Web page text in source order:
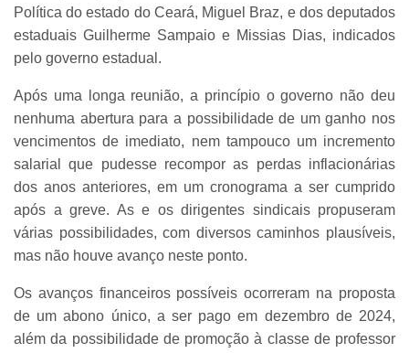
Política do estado do Ceará, Miguel Braz, e dos deputados
estaduais Guilherme Sampaio e Missias Dias, indicados
pelo governo estadual.
Após uma longa reunião, a princípio o governo não deu
nenhuma abertura para a possibilidade de um ganho nos
vencimentos de imediato, nem tampouco um incremento
salarial que pudesse recompor as perdas inflacionárias
dos anos anteriores, em um cronograma a ser cumprido
após a greve. As e os dirigentes sindicais propuseram
várias possibilidades, com diversos caminhos plausíveis,
mas não houve avanço neste ponto.
Os avanços financeiros possíveis ocorreram na proposta
de um abono único, a ser pago em dezembro de 2024,
além da possibilidade de promoção à classe de professor